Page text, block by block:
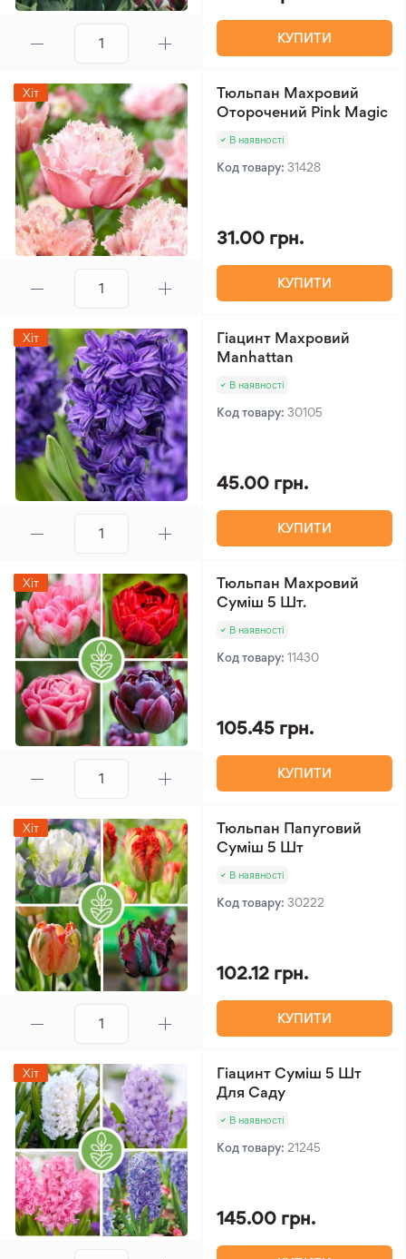
КУПИТИ
Хіт
Тюльпан Махровий
Оторочений Pink Magic
В наявності
Код товару: 31428
31.00 грн.
КУПИТИ
Хіт
Гіацинт Махровий
Manhattan
В наявності
Код товару: 30105
45.00 грн.
КУПИТИ
Хіт
Тюльпан Махровий
Суміш 5 Шт.
В наявності
Код товару: 11430
105.45 грн.
КУПИТИ
Хіт
Тюльпан Папуговий
Суміш 5 Шт
В наявності
Код товару: 30222
102.12 грн.
КУПИТИ
Хіт
Гіацинт Суміш 5 Шт
Для Саду
В наявності
Код товару: 21245
145.00 грн.